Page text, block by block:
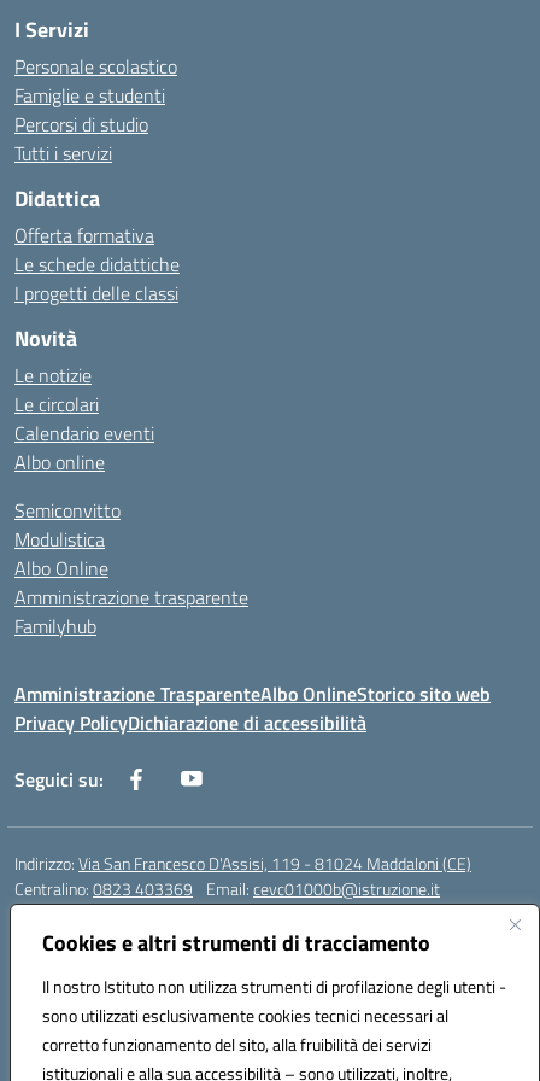
Cookies e altri strumenti di tracciamento
Il nostro Istituto non utilizza strumenti di profilazione degli utenti -
sono utilizzati esclusivamente cookies tecnici necessari al
corretto funzionamento del sito, alla fruibilità dei servizi
istituzionali e alla sua accessibilità – sono utilizzati, inoltre,
I Servizi
Personale scolastico
Famiglie e studenti
Percorsi di studio
Tutti i servizi
Didattica
Offerta formativa
Le schede didattiche
I progetti delle classi
Novità
Le notizie
Le circolari
Calendario eventi
Albo online
Semiconvitto
Modulistica
Albo Online
Amministrazione trasparente
Familyhub
Amministrazione TrasparenteAlbo OnlineStorico sito web
Privacy PolicyDichiarazione di accessibilità
Seguici su:
Indirizzo:Via San Francesco D'Assisi, 119 - 81024 Maddaloni (CE)
Centralino:0823 403369 Email:cevc01000b@istruzione.it
Posta elettronica certificata (PEC):
Codice fiscale: 80004990612 (Convitto) - 93044680614 (Scuole
Annesse)
Codice meccanografico:CEVC01000B
Codice Indice delle Pubbliche Amministrazioni (IPA): istsc_cevc01000b
Codice unico di fatturazione (CUF): ZUT1RT